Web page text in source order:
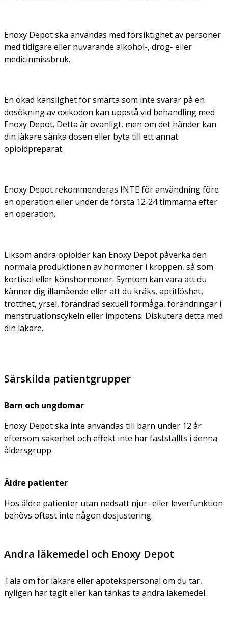
Enoxy Depot ska användas med försiktighet av personer
med tidigare eller nuvarande alkohol-, drog- eller
medicinmissbruk.
En ökad känslighet för smärta som inte svarar på en
dosökning av oxikodon kan uppstå vid behandling med
Enoxy Depot. Detta är ovanligt, men om det händer kan
din läkare sänka dosen eller byta till ett annat
opioidpreparat.
Enoxy Depot rekommenderas INTE för användning före
en operation eller under de första 12‑24 timmarna efter
en operation.
Liksom andra opioider kan Enoxy Depot påverka den
normala produktionen av hormoner i kroppen, så som
kortisol eller könshormoner. Symtom kan vara att du
känner dig illamående eller att du kräks, aptitlöshet,
trötthet, yrsel, förändrad sexuell förmåga, förändringar i
menstruationscykeln eller impotens. Diskutera detta med
din läkare.
Särskilda patientgrupper
Barn och ungdomar
Enoxy Depot ska inte användas till barn under 12 år
eftersom säkerhet och effekt inte har fastställts i denna
åldersgrupp.
Äldre patienter
Hos äldre patienter utan nedsatt njur- eller leverfunktion
behövs oftast inte någon dosjustering.
Andra läkemedel och Enoxy Depot
Tala om för läkare eller apotekspersonal om du tar,
nyligen har tagit eller kan tänkas ta andra läkemedel.